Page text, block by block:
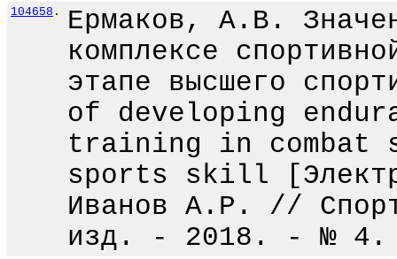
104658 .
Ермаков, А.В.
комплексе
этапе высшего
of developing
training in combat
sports skill
Иванов А.Р. //
изд. - 2018. - №